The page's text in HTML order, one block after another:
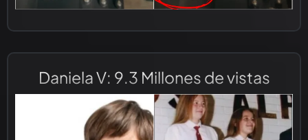
Daniela V: 9.3 Millones de vistas